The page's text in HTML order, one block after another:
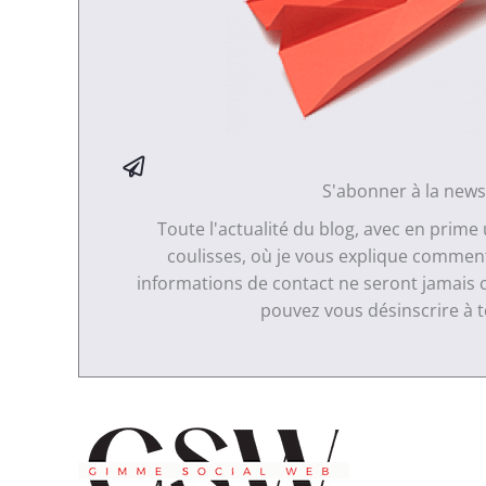
S'abonner à la
Toute l'actualité du blog, avec en
coulisses, où je vous explique
informations de contact ne seront jamais
pouvez vous désinscrire à